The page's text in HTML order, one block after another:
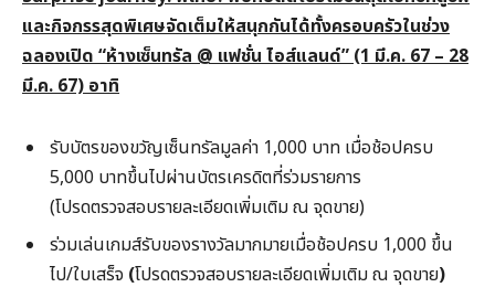
และกิจกรรสุดพิเศษจัดเต็มให้สนุกกันได้ทั้งครอบครัวในช่วง
ฉลองเปิด “ห้างเซ็นทรัล @แฟชั่น ไอส์แลนด์” (1มี.ค. 67 – 28
มี.ค. 67)อาทิ
รับบัตรของขวัญเซ็นทรัลมูลค่า 1,000 บาท เมื่อช้อปครบ
5,000 บาทขึ้นไปผ่านบัตรเครดิตที่ร่วมรายการ
(โปรดตรวจสอบรายละเอียดเพิ่มเติม ณ จุดขาย)
ร่วมเล่นเกมส์รับของรางวัลมากมายเมื่อช้อปครบ 1,000 ขึ้น
ไป/ใบเสร็จ (โปรดตรวจสอบรายละเอียดเพิ่มเติม ณ จุดขาย)